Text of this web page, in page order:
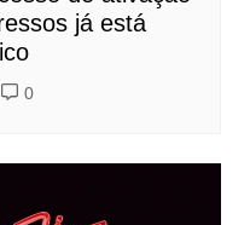
já está
0